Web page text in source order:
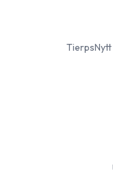
TierpsNytt